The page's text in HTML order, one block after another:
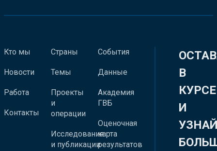
Кто мы
Новости
Работа
Контакты
Страны
Темы
Проекты
и
операции
Исследования
и публикации
События
Данные
Академия
ГВБ
Оценочная
карта
результатов
В
КУРСЕ
И